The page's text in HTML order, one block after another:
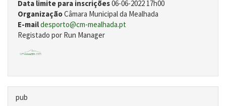
Data limite para inscrições06-06-2022 17h00
OrganizaçãoCâmara Municipal da Mealhada
E-maildesporto@cm-mealhada.pt
Registado por Run Manager
pub